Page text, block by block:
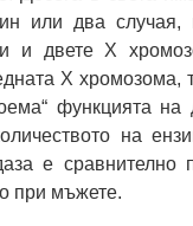
или два случая,
и двете Х
Х хромозома,
функцията на
на
е сравнително
при мъжете.